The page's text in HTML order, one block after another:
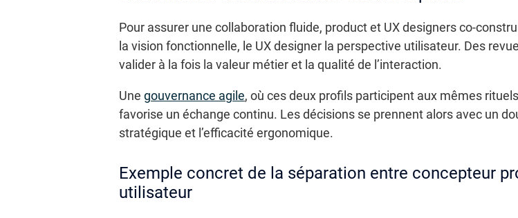
Pour assurer une collaboration fluide, product et UX designers co-
la vision fonctionnelle, le UX designer la perspective utilisateur. Des
valider à la fois la valeur métier et la qualité de l’interaction.
Une gouvernance agile, où ces deux profils participent aux mêmes
favorise un échange continu. Les décisions se prennent alors avec un
stratégique et l’efficacité ergonomique.
Exemple concret de la séparation entre concepteur
utilisateur